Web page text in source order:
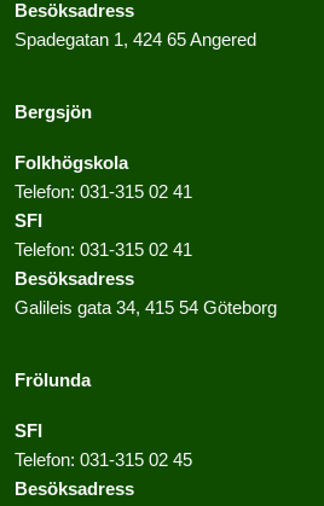
Besöksadress
Spadegatan 1, 424 65 Angered
Bergsjön
Folkhögskola
Telefon: 031-315 02 41
SFI
Telefon: 031-315 02 41
Besöksadress
Galileis gata 34, 415 54 Göteborg
Frölunda
SFI
Telefon: 031-315 02 45
Besöksadress